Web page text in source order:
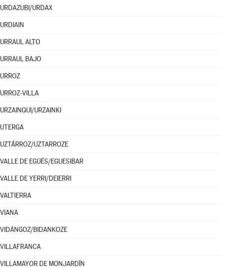
URDAZUBI/URDAX
URDIAIN
URRAUL ALTO
URRAUL BAJO
URROZ
URROZ-VILLA
URZAINQUI/URZAINKI
UTERGA
UZTÁRROZ/UZTARROZE
VALLE DE EGÜÉS/EGUESIBAR
VALLE DE YERRI/DEIERRI
VALTIERRA
VIANA
VIDÁNGOZ/BIDANKOZE
VILLAFRANCA
VILLAMAYOR DE MONJARDÍN